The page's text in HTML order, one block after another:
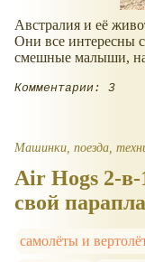
Австралия и её
Они все интересны
смешные малыши,
Комментарии: 3
Машинки, поезда,
Air Hogs 2-
свой
самолёты и